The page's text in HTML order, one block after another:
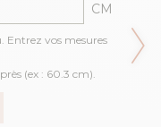
CM
Entrez vos mesures
(ex : 60.3 cm).